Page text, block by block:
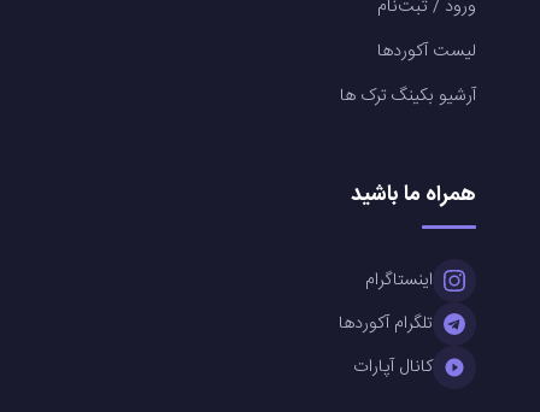
ورود / ثبت‌نام
لیست آکوردها
آرشیو بکینگ ترک ها
همراه ما باشید
اینستاگرام
تلگرام آکوردها
کانال آپارات